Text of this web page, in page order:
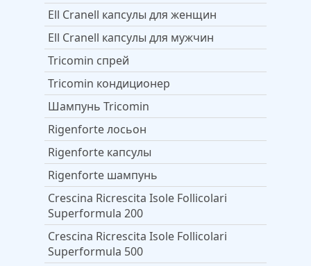
Ell Cranell капсулы для женщин
Ell Cranell капсулы для мужчин
Tricomin спрей
Tricomin кондиционер
Шампунь Tricomin
Rigenforte лосьон
Rigenforte капсулы
Rigenforte шампунь
Crescina Ricrescita Isole Follicolari
Superformula 200
Crescina Ricrescita Isole Follicolari
Superformula 500